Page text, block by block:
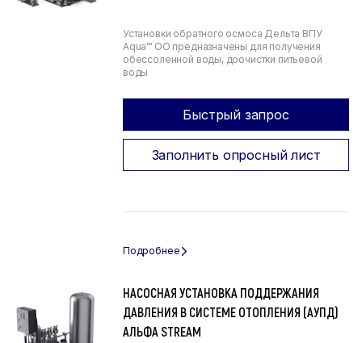
Установки обратного осмоса Дельта ВПУ
Aqua™ ОО предназначены для получения
обессоленной воды, доочистки питьевой
воды
Быстрый запрос
Заполнить опросный лист
НАСОСНАЯ УСТАНОВКА ПОДДЕРЖАНИЯ
ДАВЛЕНИЯ В СИСТЕМЕ ОТОПЛЕНИЯ (АУПД)
АЛЬФА STREAM